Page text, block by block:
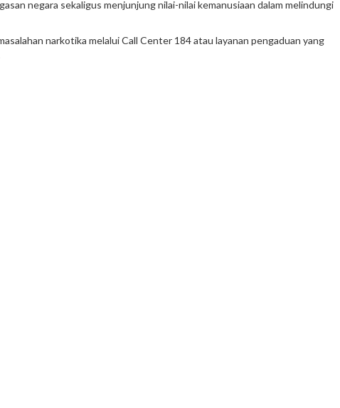
negara sekaligus menjunjung nilai-nilai kemanusiaan dalam melindungi
narkotika melalui Call Center 184 atau layanan pengaduan yang